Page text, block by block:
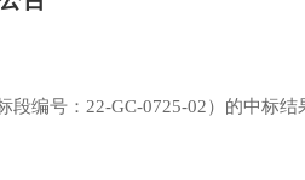
编号：22-GC-0725-02）的中标结